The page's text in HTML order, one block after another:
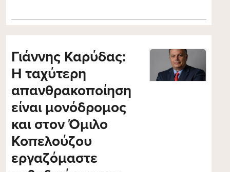
Γιάννης Καρύδας:
Η ταχύτερη
απανθρακοποίηση
είναι μονόδρομος
και στον Όμιλο
Κοπελούζου
εργαζόμαστε